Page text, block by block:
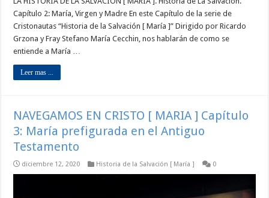
Capítulo 2: María, Virgen y Madre En este Capítulo de la serie de
Cristonautas “Historia de la Salvación [ María ]” Dirigido por Ricardo
Grzona y Fray Stefano María Cecchin, nos hablarán de como se
entiende a María …
Leer mas ...
NAVEGAMOS EN CRISTO [ MARIA ] Capítulo
3: María prefigurada en el Antiguo
Testamento
diciembre 12, 2020 Historia de la Salvación [ María ] 0